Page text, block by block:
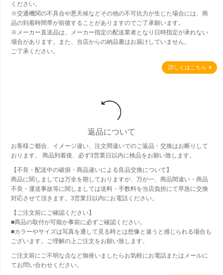
ください。
※交通機関の不具合や悪天候などその他の不可抗力が生じた場合には、商
品の到着時間帯が前後することがありますのでご了承願います。
※メーカー直送品は、メーカー指定の配送業者となり日時指定が承れない
場合があります。また、当店からの納品書はお届けしていません。
ご了承ください。
詳しくはこちら
返品について
お客様ご都合、イメージ違い、注文間違いでのご返品・交換はお断りして
おります。 商品到着後、必ず3営業日以内に検品をお願い致します。
【不良・配送中の破損・商品違いによる良品交換について】
商品に関しましては万全を期しておりますが、万が一、商品間違い・商品
不良・運送事故等に関しましては送料・手数料を当店負担にて早急に交換
対応させて頂きます。3営業日以内にお電話ください。
【ご注文前にご確認ください】
■商品の取付が可能か事前に必ずご確認ください。
■カラーやサイズは写真を通して見る時とは想像と違うと感じられる場合も
ございます。ご理解の上ご注文をお願い致します。
ご注文前にご不明な点など御座いましたらお気軽にお電話またはメールに
てお問い合わせください。